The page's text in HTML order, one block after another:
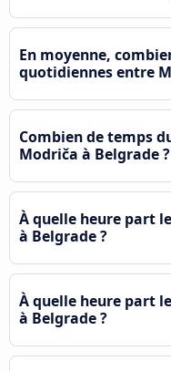
En moyenne,
quotidiennes entre
Combien de temps
Modriča à Belgrade ?
À quelle heure part
à Belgrade ?
À quelle heure part
à Belgrade ?